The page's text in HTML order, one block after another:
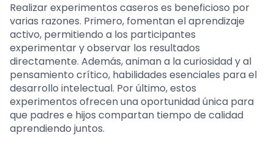
Realizar experimentos caseros es beneficioso por
varias razones. Primero, fomentan el aprendizaje
activo, permitiendo a los participantes
experimentar y observar los resultados
directamente. Además, animan a la curiosidad y al
pensamiento crítico, habilidades esenciales para el
desarrollo intelectual. Por último, estos
experimentos ofrecen una oportunidad única para
que padres e hijos compartan tiempo de calidad
aprendiendo juntos.